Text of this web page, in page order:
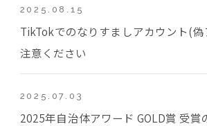
2025.08.15
TikTokでのなりすましアカウント(
注意ください
2025.07.03
2025年自治体アワード GOLD賞 受賞